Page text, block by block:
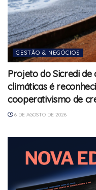
GESTÃO & NEGÓCIOS
Projeto do Sicredi de
climáticas é
cooperativismo de
6 DE AGOSTO DE 2026